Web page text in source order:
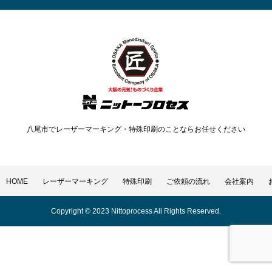
特殊印刷
八尾市でレーザーマーキング・特殊印刷のことならお任せください
HOME レーザーマーキング 特殊印刷 ご依頼の流れ 会社案内
Copyright © 2023 Nittoprocess All Rights Reserved.